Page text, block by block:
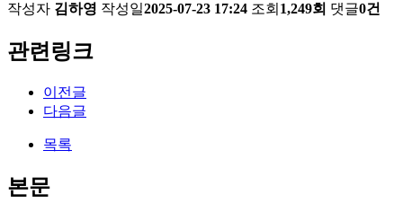
작성자 김하영 작성일2025-07-23 17:24 조회 1,249회 댓글0건
관련링크
이전글
다음글
목록
본문